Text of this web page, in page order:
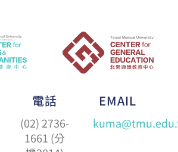
電話
(02) 2736-
1661 (分
EMAIL